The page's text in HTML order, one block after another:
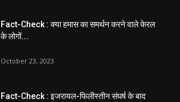
Fact-Check : क्या हमास का समर्थन करने वाले केरल
के लोगों...
October 23, 2023
Fact-Check : इजरायल-फिलीस्तीन संघर्ष के बाद